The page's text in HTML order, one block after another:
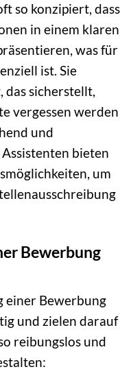
so konzipiert, dass
in einem klaren
was für
ist. Sie
das sicherstellt,
vergessen werden
und
bieten
um
Bewerbung
einer Bewerbung
und zielen darauf
reibungslos und